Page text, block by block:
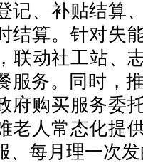
记、补贴结算
结算。针对失
联动社工站、
服务。同时，
府购买服务委
老人常态化提
、每月理一次